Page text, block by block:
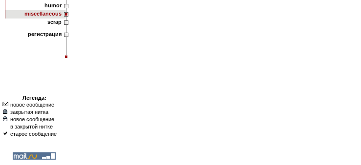
humor
miscellaneous
scrap
регистрация
Легенда:
новое сообщение
закрытая нитка
новое сообщение
в закрытой нитке
старое сообщение